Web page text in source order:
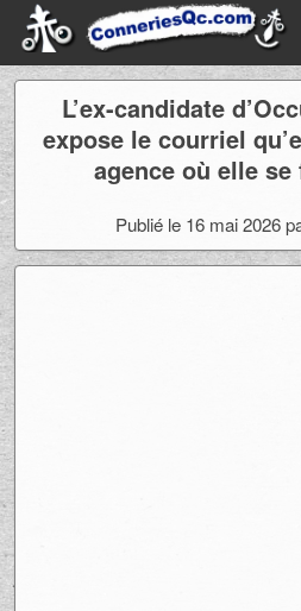
L’ex-candidate
expose le courriel
agence où elle
Publié le 16 mai 2026